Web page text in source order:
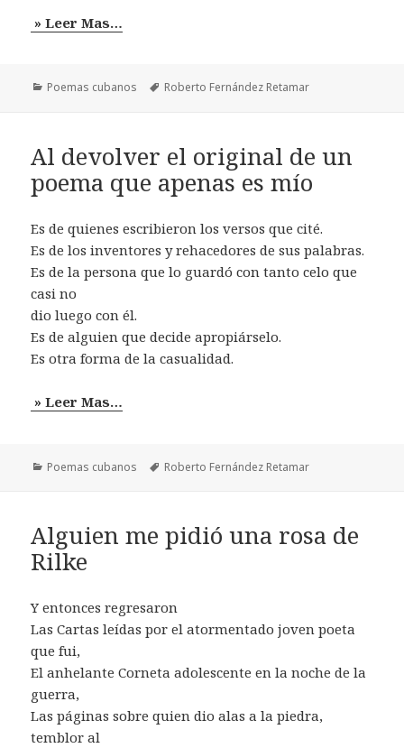
» Leer Mas…
Categorías
Poemas cubanos Etiquetas
Roberto Fernández Retamar
Al devolver el original de un
poema que apenas es mío
Es de quienes escribieron los versos que cité.
Es de los inventores y rehacedores de sus palabras.
Es de la persona que lo guardó con tanto celo que
casi no
dio luego con él.
Es de alguien que decide apropiárselo.
Es otra forma de la casualidad.
» Leer Mas…
Categorías
Poemas cubanos Etiquetas
Roberto Fernández Retamar
Alguien me pidió una rosa de
Rilke
Y entonces regresaron
Las Cartas leídas por el atormentado joven poeta
que fui,
El anhelante Corneta adolescente en la noche de la
guerra,
Las páginas sobre quien dio alas a la piedra,
temblor al